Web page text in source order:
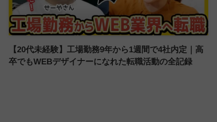
【20代未経験】工場勤務9年から1週間で4社内定｜高
卒でもWEBデザイナーになれた転職活動の全記録